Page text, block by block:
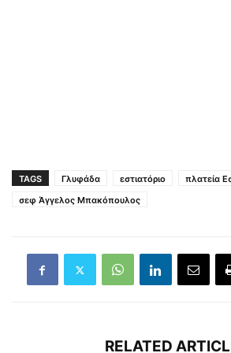
TAGS Γλυφάδα εστιατόριο
πλατεία
σεφ Άγγελος Μπακόπουλος
RELATED